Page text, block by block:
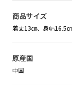
商品サイズ
着丈13㎝、身幅16.5㎝
原産国
中国